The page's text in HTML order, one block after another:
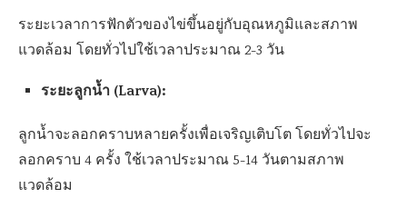
ระยะเวลาการฟักตัวของไข่ขึ้นอยู่กับอุณหภูมิและสภาพ
แวดล้อม โดยทั่วไปใช้เวลาประมาณ 2-3 วัน
ระยะลูกน้ำ (Larva):
ลูกน้ำจะลอกคราบหลายครั้งเพื่อเจริญเติบโต โดยทั่วไปจะ
ลอกคราบ 4 ครั้ง ใช้เวลาประมาณ 5-14 วันตามสภาพ
แวดล้อม